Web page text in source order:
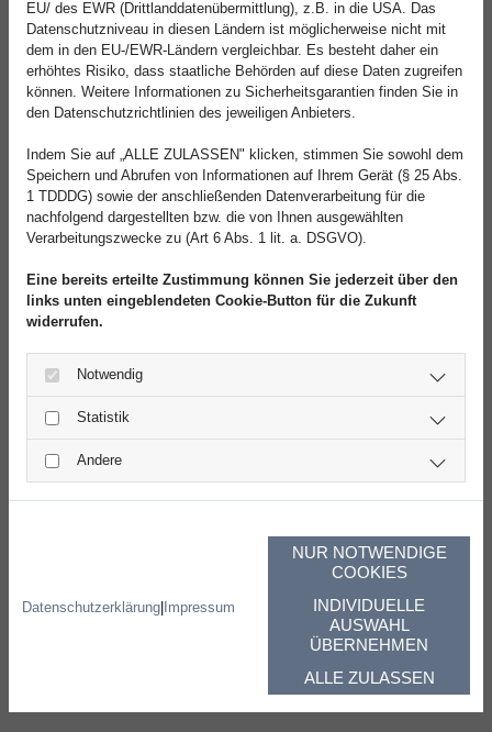
EU/ des EWR (Drittlanddatenübermittlung), z.B. in die USA. Das
Datenschutzniveau in diesen Ländern ist möglicherweise nicht mit
dem in den EU-/EWR-Ländern vergleichbar. Es besteht daher ein
erhöhtes Risiko, dass staatliche Behörden auf diese Daten zugreifen
können. Weitere Informationen zu Sicherheitsgarantien finden Sie in
den Datenschutzrichtlinien des jeweiligen Anbieters.
Indem Sie auf „ALLE ZULASSEN" klicken, stimmen Sie sowohl dem
Speichern und Abrufen von Informationen auf Ihrem Gerät (§ 25 Abs.
1 TDDDG) sowie der anschließenden Datenverarbeitung für die
nachfolgend dargestellten bzw. die von Ihnen ausgewählten
Verarbeitungszwecke zu (Art 6 Abs. 1 lit. a. DSGVO).
Eine bereits erteilte Zustimmung können Sie jederzeit über den
links unten eingeblendeten Cookie-Button für die Zukunft
widerrufen.
Notwendig
Statistik
Andere
Datenschutzerklärung|Impressum
NUR NOTWENDIGE
COOKIES
INDIVIDUELLE
AUSWAHL
ÜBERNEHMEN
ALLE ZULASSEN